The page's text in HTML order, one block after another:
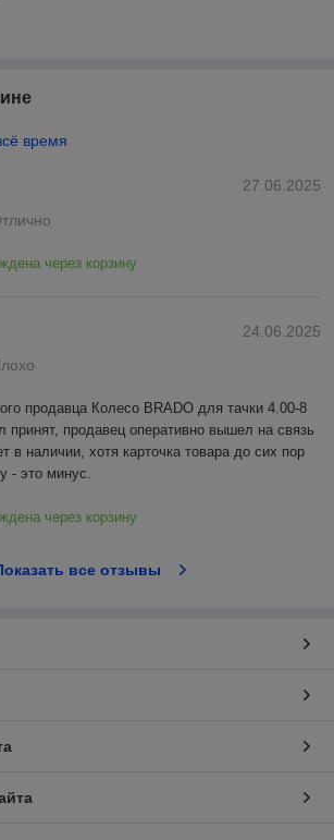
время
27.06.2025
через корзину
24.06.2025
продавца Колесо BRADO для тачки 4.00-8
принят, продавец оперативно вышел на связь
в наличии, хотя карточка товара до сих пор
- это минус.
через корзину
все отзывы